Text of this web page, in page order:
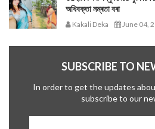
অধিবক্তা নম্ৰতা বৰা
Kakali Deka June 04,
SUBSCRIBE TO
In order to get the updates
subscribe to our